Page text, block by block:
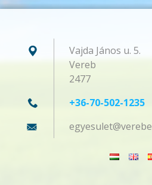
Vajda János u. 5.
Vereb
2477
+36-70-502-1235
egyesulet@verebe